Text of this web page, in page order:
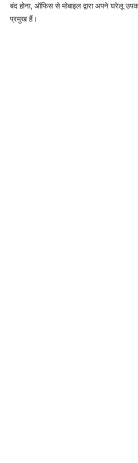
बंद होना, ऑफिस से मोबाइल द्वारा अपने घरेलू
प्रमुख हैं।